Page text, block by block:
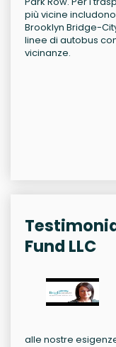
più vicine
Brooklyn Bridge-
linee di autobus
vicinanze.
Fund LLC
alle nostre